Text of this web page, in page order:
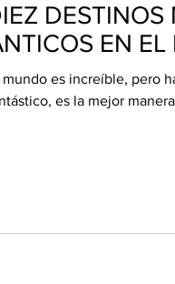
DESTINOS
EN
mundo es increíble, pero
es la mejor